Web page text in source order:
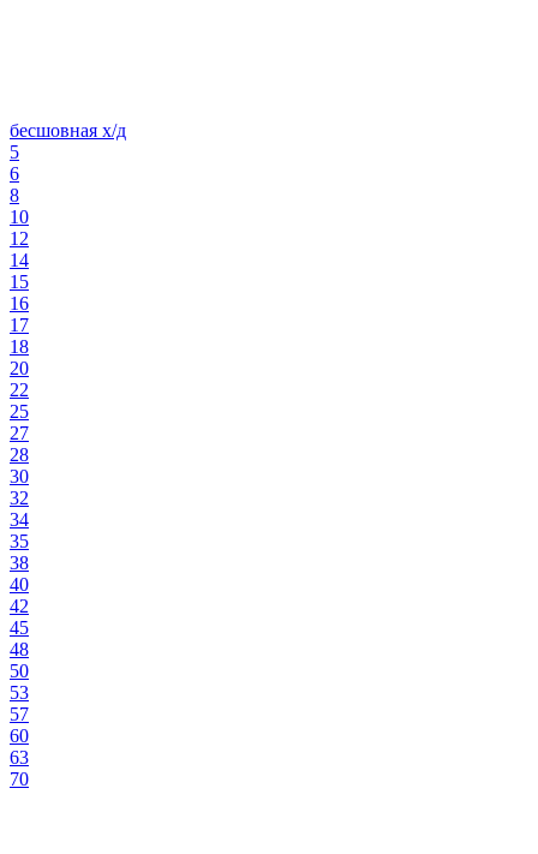
бесшовная х/д
5
6
8
10
12
14
15
16
17
18
20
22
25
27
28
30
32
34
35
38
40
42
45
48
50
53
57
60
63
70